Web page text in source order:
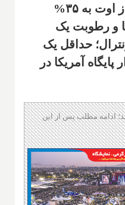
ترامپ گمرکی کانادا را از اوت به ۳۵%
و رطوبت یک
حداقل یک
آمریکا در
ادامه مطلب پس از این